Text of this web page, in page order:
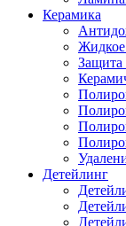
Керамика
Жидкое
Защита
Детейлинг